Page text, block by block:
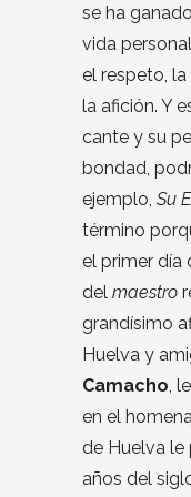
se ha
vida
el respeto,
la afición. Y
cante y su
bondad,
ejemplo, Su
término
el primer día
del maestro
grandísimo
Huelva y
Camacho ,
en el
de Huelva le
años del